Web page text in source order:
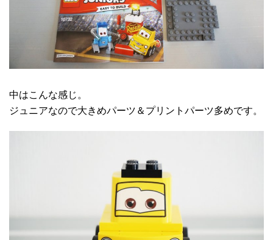
中はこんな感じ。
ジュニアなので大きめパーツ＆プリントパーツ多めです。